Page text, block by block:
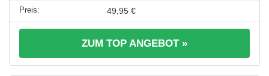
49,95 €
ZUM TOP ANGEBOT »